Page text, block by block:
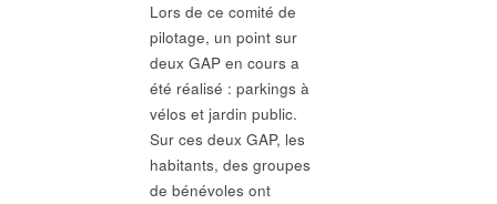
Lors de ce comité de
pilotage, un point sur
deux GAP en cours a
été réalisé : parkings à
vélos et jardin public.
Sur ces deux GAP, les
habitants, des groupes
de bénévoles ont